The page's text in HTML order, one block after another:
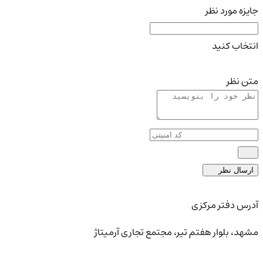
جایزه مورد نظر
انتخاب کنید
متن نظر
ارسال نظر
آدرس دفتر مرکزی
مشهد، بلوار هفتم تیر، مجتمع تجاری آرمیتاژ